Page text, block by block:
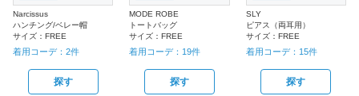
Narcissus
ハンチング/ベレー帽
サイズ： FREE
着用コーデ： 2件
探す
MODE ROBE
トートバッグ
サイズ：FREE
着用コーデ： 19件
探す
SLY
ピアス（両耳用）
サイズ： FREE
着用コーデ： 15件
探す